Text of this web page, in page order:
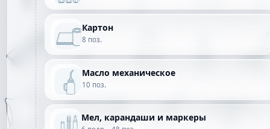
Картон
8 поз.
Масло механическое
10 поз.
Мел, карандаши и маркеры